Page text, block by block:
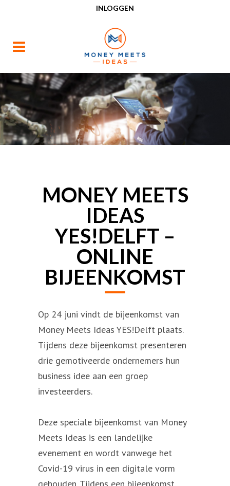
INLOGGEN
MONEY MEETS
IDEAS
YES!DELFT –
ONLINE
BIJEENKOMST
Op 24 juni vindt de bijeenkomst van
Money Meets Ideas YES!Delft plaats.
Tijdens deze bijeenkomst presenteren
drie gemotiveerde ondernemers hun
business idee aan een groep
investeerders.
Deze speciale bijeenkomst van Money
Meets Ideas is een landelijke
evenement en wordt vanwege het
Covid-19 virus in een digitale vorm